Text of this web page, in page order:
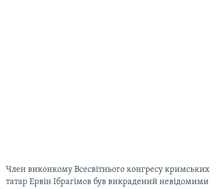
Член виконкому Всесвітнього конгресу кримських
татар Ервін Ібрагімов був викрадений невідомими